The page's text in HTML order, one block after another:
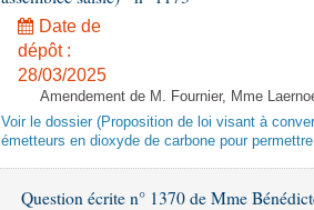
Date de
dépôt :
28/03/2025
Amendement de M. Fournier, Mme
Voir le dossier (Proposition de loi visant à
émetteurs en dioxyde de carbone pour
Question écrite n° 1370 de Mme